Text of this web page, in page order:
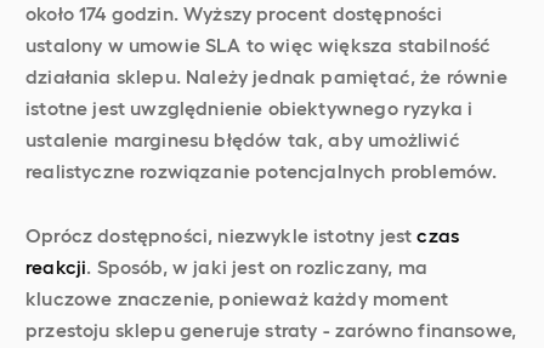
około 174 godzin. Wyższy procent dostępności
ustalony w umowie SLA to więc większa stabilność
działania sklepu. Należy jednak pamiętać, że równie
istotne jest uwzględnienie obiektywnego ryzyka i
ustalenie marginesu błędów tak, aby umożliwić
realistyczne rozwiązanie potencjalnych problemów.
Oprócz dostępności, niezwykle istotny jestczas
reakcji. Sposób, w jaki jest on rozliczany, ma
kluczowe znaczenie, ponieważ każdy moment
przestoju sklepu generuje straty - zarówno finansowe,